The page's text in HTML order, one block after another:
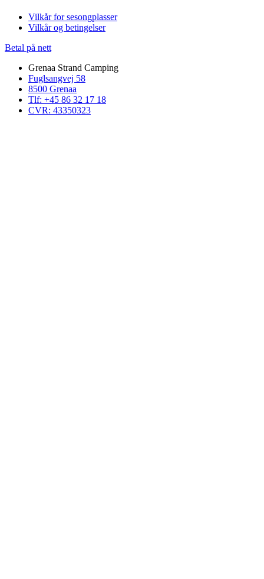
Vilkår for sesongplasser
Vilkår og betingelser
Betal på nett
Grenaa Strand Camping
Fuglsangvej 58
8500 Grenaa
Tlf: +45 86 32 17 18
CVR: 43350323